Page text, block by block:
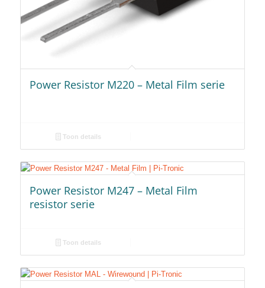
Power Resistor M220 – Metal Film serie
Toon details
Power Resistor M247 – Metal Film
resistor serie
Toon details